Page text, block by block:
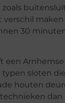
zoals
verschil
30
een
sloten
houten